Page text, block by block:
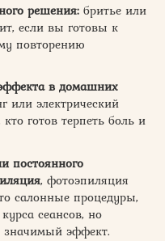
решения: бритье или
если вы готовы к
повторению
в домашних
или электрический
готов терпеть боль и
постоянного
, фотоэпиляция
салонные процедуры,
сеансов, но
эффект.